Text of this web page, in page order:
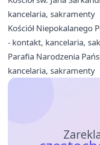
kancelaria, sakramenty
Kościół Niepokalanego
- kontakt, kancelaria,
Parafia Narodzenia
kancelaria, sakramenty